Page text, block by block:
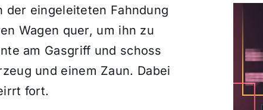
der eingeleiteten Fahndung
Wagen quer, um ihn zu
am Gasgriff und schoss
und einem Zaun. Dabei
fort.